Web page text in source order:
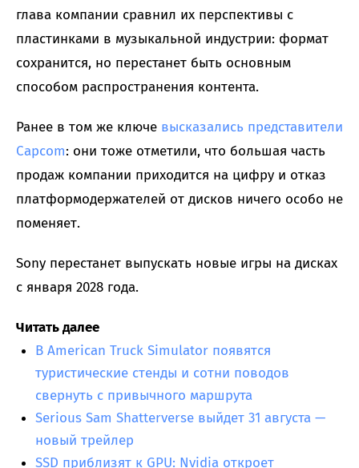
глава компании сравнил их перспективы с
пластинками в музыкальной индустрии: формат
сохранится, но перестанет быть основным
способом распространения контента.
Ранее в том же ключе высказались представители
Capcom: они тоже отметили, что большая часть
продаж компании приходится на цифру и отказ
платформодержателей от дисков ничего особо не
поменяет.
Sony перестанет выпускать новые игры на дисках
с января 2028 года.
Читать далее
В American Truck Simulator появятся
туристические стенды и сотни поводов
свернуть с привычного маршрута
Serious Sam Shatterverse выйдет 31 августа —
новый трейлер
SSD приблизят к GPU: Nvidia откроет